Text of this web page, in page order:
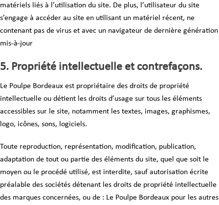
matériels liés à l’utilisation du site. De plus, l’utilisateur du site
s’engage à accéder au site en utilisant un matériel récent, ne
contenant pas de virus et avec un navigateur de dernière génération
mis-à-jour
5. Propriété intellectuelle et contrefaçons.
Le Poulpe Bordeaux est propriétaire des droits de propriété
intellectuelle ou détient les droits d’usage sur tous les éléments
accessibles sur le site, notamment les textes, images, graphismes,
logo, icônes, sons, logiciels.
Toute reproduction, représentation, modification, publication,
adaptation de tout ou partie des éléments du site, quel que soit le
moyen ou le procédé utilisé, est interdite, sauf autorisation écrite
préalable des sociétés détenant les droits de propriété intellectuelle
des marques concernées, ou de : Le Poulpe Bordeaux pour les autres